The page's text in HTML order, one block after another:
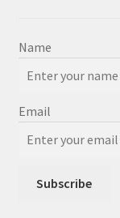
Name
Email